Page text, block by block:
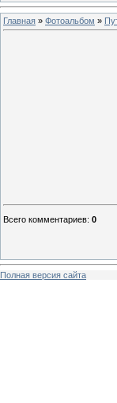
Главная » Фотоальбом »
Всего комментариев: 0
Полная версия сайта